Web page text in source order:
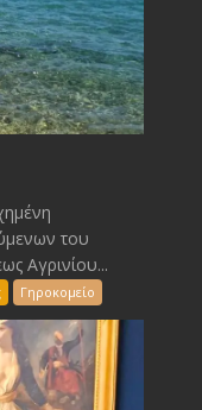
του
Αγρινίου...
Γηροκομείο